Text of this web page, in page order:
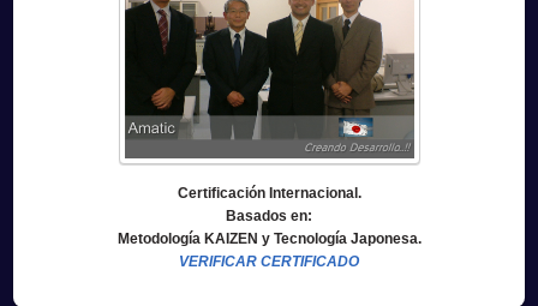
Certificación Internacional.
Basados en:
Metodología KAIZEN y Tecnología Japonesa.
VERIFICAR CERTIFICADO